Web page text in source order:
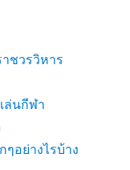
ชวรวิหาร
ล่นกีฬา
อย่างไรบ้าง